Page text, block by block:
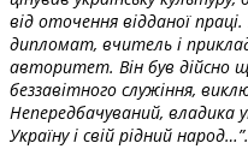
від оточення відданої
дипломат, вчитель і
авторитет. Він був
беззавітного служіння,
Непередбачуваний, владика
Україну і свій рідний народ…”.